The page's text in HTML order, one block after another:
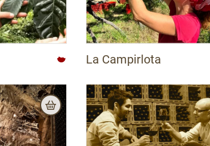
La Campirlota